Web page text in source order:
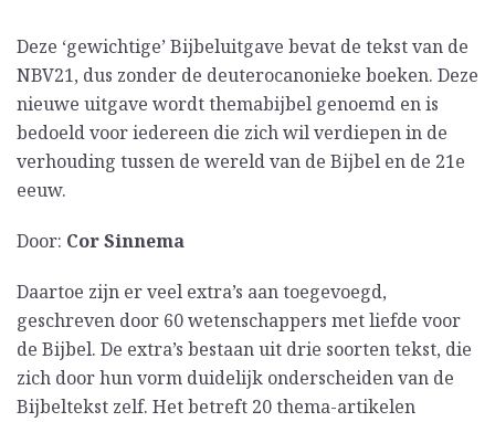
Deze ‘gewichtige’ Bijbeluitgave bevat de tekst van de
NBV21, dus zonder de deuterocanonieke boeken. Deze
nieuwe uitgave wordt themabijbel genoemd en is
bedoeld voor iedereen die zich wil verdiepen in de
verhouding tussen de wereld van de Bijbel en de 21e
eeuw.
Door: Cor Sinnema
Daartoe zijn er veel extra’s aan toegevoegd,
geschreven door 60 wetenschappers met liefde voor
de Bijbel. De extra’s bestaan uit drie soorten tekst, die
zich door hun vorm duidelijk onderscheiden van de
Bijbeltekst zelf. Het betreft 20 thema-artikelen